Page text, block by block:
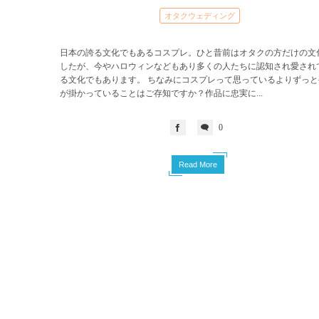
オタクウェディング
日本の誇る文化でもあるコスプレ。ひと昔前はオタクの方だけの文
したが、今やハロウィンなどもあり多くの人たちに認知され愛され
る文化でもあります。 ちなみにコスプレって思っているよりずっ
が掛かっていることはご存知ですか？作品に忠実に...
0
Read More